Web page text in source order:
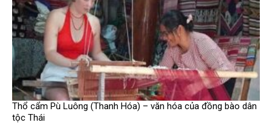
Thổ cẩm Pù Luông (Thanh Hóa) – văn hóa của đồng bào dân
tộc Thái